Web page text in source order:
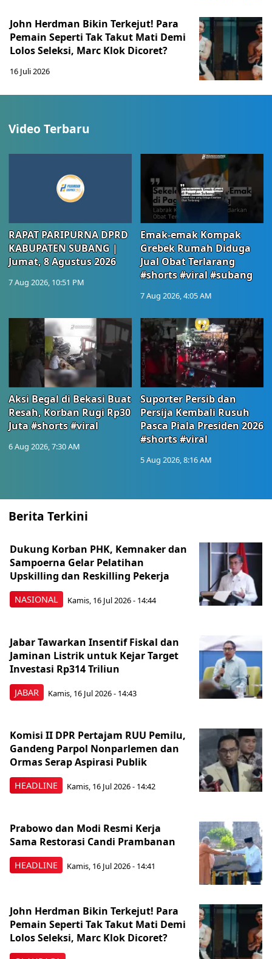
John Herdman Bikin Terkejut! Para
Pemain Seperti Tak Takut Mati Demi
Lolos Seleksi, Marc Klok Dicoret?
16 Juli 2026
Video Terbaru
RAPAT PARIPURNA DPRD
KABUPATEN SUBANG |
Jumat, 8 Agustus 2026
7 Aug 2026, 10:51 PM
Emak-emak Kompak
Grebek Rumah Diduga
Jual Obat Terlarang
#shorts #viral #subang
7 Aug 2026, 4:05 AM
Aksi Begal di Bekasi Buat
Resah, Korban Rugi Rp30
Juta #shorts #viral
6 Aug 2026, 7:30 AM
Suporter Persib dan
Persija Kembali Rusuh
Pasca Piala Presiden 2026
#shorts #viral
5 Aug 2026, 8:16 AM
Berita Terkini
NASIONAL
Dukung Korban PHK, Kemnaker dan
Sampoerna Gelar Pelatihan
Upskilling dan Reskilling Pekerja
Kamis, 16 Jul 2026 - 14:44
JABAR
Jabar Tawarkan Insentif Fiskal dan
Jaminan Listrik untuk Kejar Target
Investasi Rp314 Triliun
Kamis, 16 Jul 2026 - 14:43
HEADLINE
Komisi II DPR Pertajam RUU Pemilu,
Gandeng Parpol Nonparlemen dan
Ormas Serap Aspirasi Publik
Kamis, 16 Jul 2026 - 14:42
HEADLINE
Prabowo dan Modi Resmi Kerja
Sama Restorasi Candi Prambanan
Kamis, 16 Jul 2026 - 14:41
John Herdman Bikin Terkejut! Para
Pemain Seperti Tak Takut Mati Demi
Lolos Seleksi, Marc Klok Dicoret?